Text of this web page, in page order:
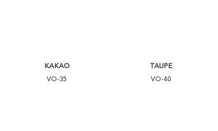
KAKAO
VO-35
TAUPE
VO-40